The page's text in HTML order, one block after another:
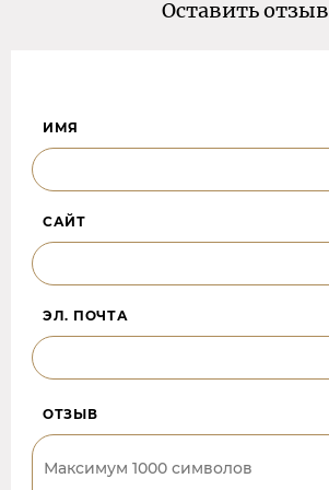
Оставить отзыв
ИМЯ
САЙТ
ЭЛ. ПОЧТА
ОТЗЫВ